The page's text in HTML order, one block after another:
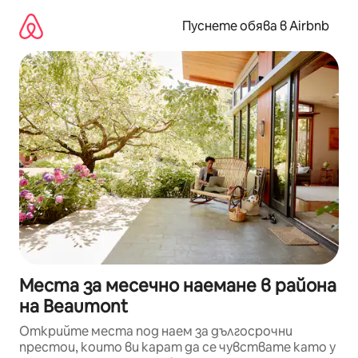
съдържанието
Пуснете обява в Airbnb
Места за месечно наемане в района
на Beaumont
Открийте места под наем за дългосрочни
престои, които ви карат да се чувствате като у